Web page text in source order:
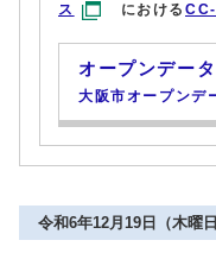
ス
における
オープンデー
大阪市オープンデ
令和6年12月19日（木曜日